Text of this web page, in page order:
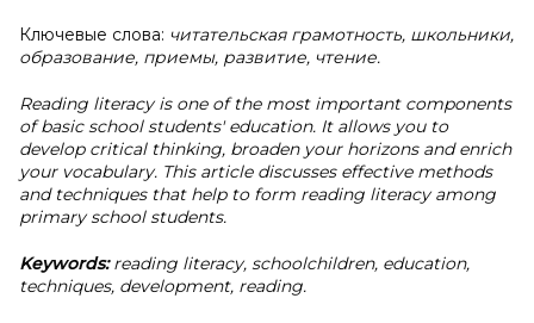
Ключевые слова: читательская грамотность, школьники,
образование, приемы, развитие, чтение.
Reading literacy is one of the most important components
of basic school students' education. It allows you to
develop critical thinking, broaden your horizons and enrich
your vocabulary. This article discusses effective methods
and techniques that help to form reading literacy among
primary school students.
Keywords:reading literacy, schoolchildren, education,
techniques, development, reading.